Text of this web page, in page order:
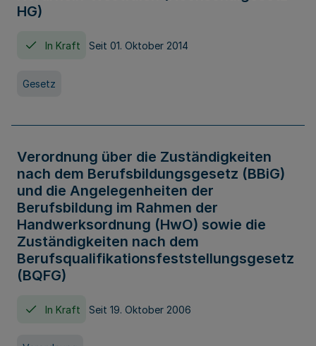
HG)
In Kraft Seit 01. Oktober 2014
Gesetz
Verordnung über die Zuständigkeiten
nach dem Berufsbildungsgesetz (BBiG)
und die Angelegenheiten der
Berufsbildung im Rahmen der
Handwerksordnung (HwO) sowie die
Zuständigkeiten nach dem
Berufsqualifikationsfeststellungsgesetz
(BQFG)
In Kraft Seit 19. Oktober 2006